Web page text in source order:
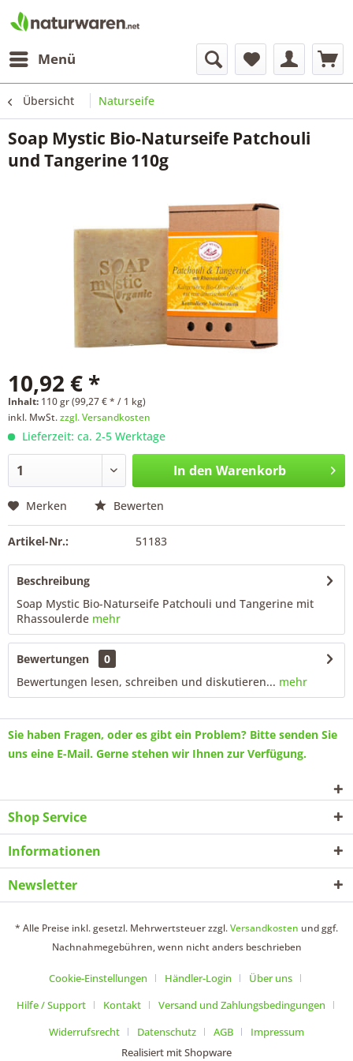
Menü
Übersicht Naturseife
Soap Mystic Bio-Naturseife Patchouli
und Tangerine 110g
10,92 € *
Inhalt: 110 gr (99,27 € * / 1 kg)
inkl. MwSt.zzgl. Versandkosten
Lieferzeit: ca. 2-5 Werktage
In den Warenkorb
Merken Bewerten
Artikel-Nr.: 51183
Beschreibung
Soap Mystic Bio-Naturseife Patchouli und Tangerine mit
Rhassoulerde mehr
Bewertungen
0
Bewertungen lesen, schreiben und diskutieren... mehr
Sie haben Fragen, oder es gibt ein Problem? Bitte senden Sie
uns eine E-Mail. Gerne stehen wir Ihnen zur Verfügung.
Shop Service
Informationen
Newsletter
* Alle Preise inkl. gesetzl. Mehrwertsteuer zzgl.Versandkosten und ggf.
Nachnahmegebühren, wenn nicht anders beschrieben
Cookie-Einstellungen Händler-Login
Über uns
Hilfe / Support
Kontakt
Versand und Zahlungsbedingungen
Widerrufsrecht
Datenschutz AGB
Impressum
Realisiert mit Shopware